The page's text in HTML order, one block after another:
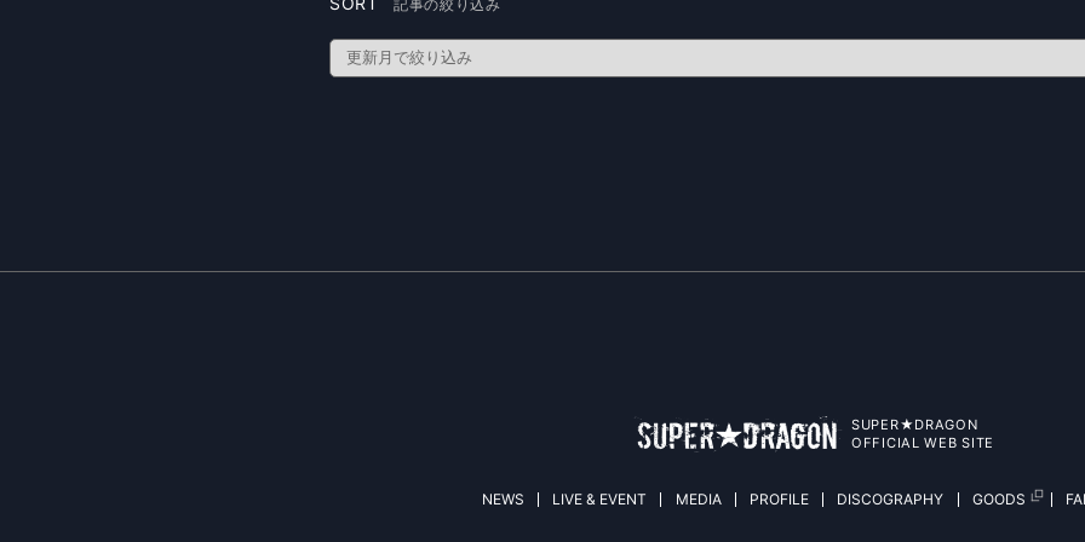
記事の絞り込み
SUPER★DRAGON
OFFICIAL WEB SITE
NEWS LIVE & EVENT MEDIA PROFILE DISCOGRAPHY GOODS